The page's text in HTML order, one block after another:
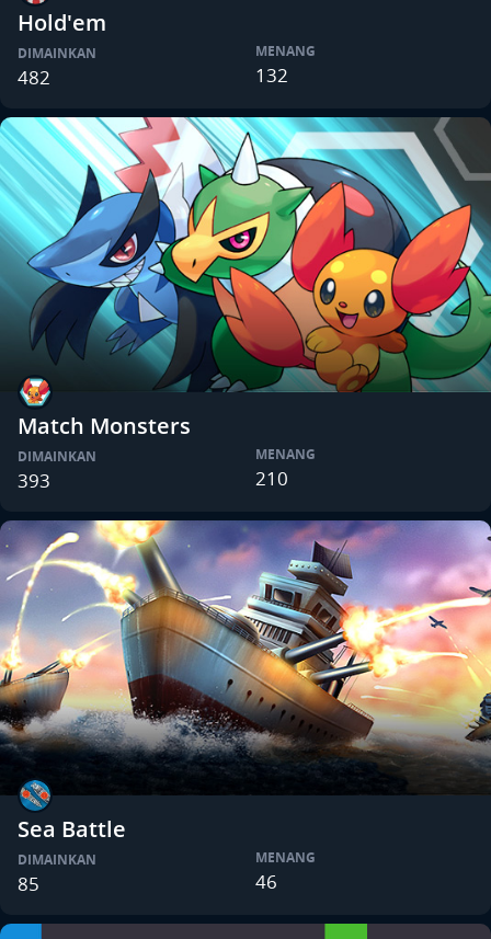
Hold'em
DIMAINKAN
482
MENANG
132
Match Monsters
DIMAINKAN
393
MENANG
210
Sea Battle
DIMAINKAN
85
MENANG
46